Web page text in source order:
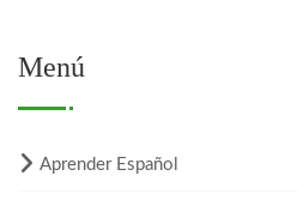
Menú
Aprender Español